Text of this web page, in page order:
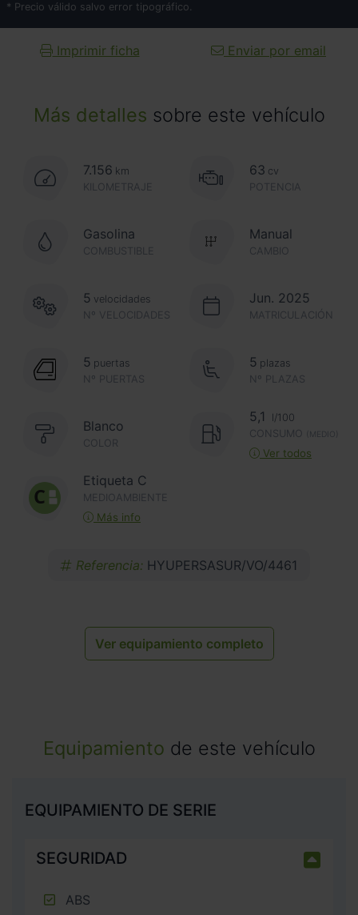
Más detalles sobre este vehículo
7.156 km
KILOMETRAJE
63 cv
POTENCIA
Gasolina
COMBUSTIBLE CAMBIO
Manual
Nº VELOCIDADES
5 velocidades Jun. 2025
MATRICULACIÓN
Nº PUERTAS
5 puertas
Nº PLAZAS
5 plazas
Blanco
COLOR
5,1
l/100
CONSUMO
(MEDIO)
Ver todos
Etiqueta C
MEDIOAMBIENTE
Más info
Referencia: HYUPERSASUR/VO/4461
Ver equipamiento completo
* Precio válido salvo error tipográfico.
Imprimir ficha Enviar por email
Equipamiento de este vehículo
EQUIPAMIENTO DE SERIE
SEGURIDAD
ABS